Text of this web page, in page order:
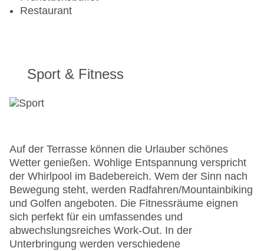
Landeskategorie: 5 Sterne
Restaurant
Sport & Fitness
Auf der Terrasse können die Urlauber schönes
Wetter genießen. Wohlige Entspannung verspricht
der Whirlpool im Badebereich. Wem der Sinn nach
Bewegung steht, werden Radfahren/Mountainbiking
und Golfen angeboten. Die Fitnessräume eignen
sich perfekt für ein umfassendes und
abwechslungsreiches Work-Out. In der
Unterbringung werden verschiedene